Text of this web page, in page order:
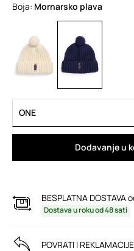
Boja: mornarsko plava
ONE
Dodavanje u
BESPLATNA DOSTAVA
Dostava u roku od 48 sati
POVRATI I REKLAMACIJE